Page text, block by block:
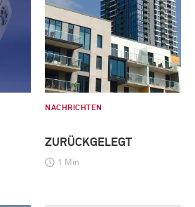
NACHRICHTEN
ZURÜCKGELEGT
1 Min